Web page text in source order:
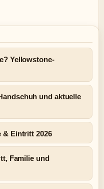
Yellowstone-
und aktuelle
& Eintritt 2026
Familie und